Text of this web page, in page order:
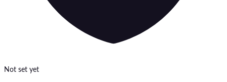
Not set yet